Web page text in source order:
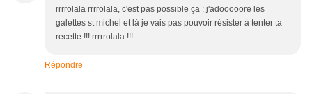
rrrrolala rrrrolala, c'est pas possible ça : j'adooooore les
galettes st michel et là je vais pas pouvoir résister à tenter ta
recette !!! rrrrrolala !!!
Répondre